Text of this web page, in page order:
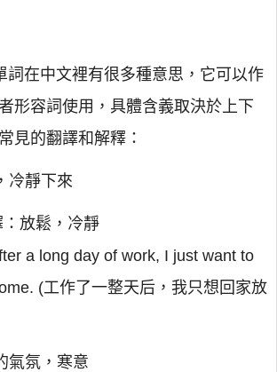
詞在中文裡有很多種意思，它可以作
形容詞使用，具體含義取決於上下
見的翻譯和解釋：
冷靜下來
放鬆，冷靜
a long day of work, I just want to
(工作了一整天后，我只想回家放
氣氛，寒意